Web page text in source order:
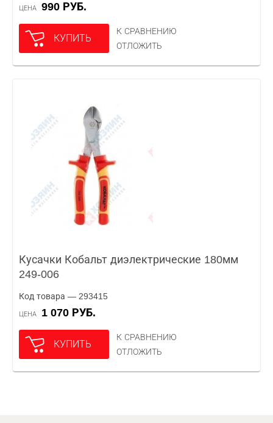
ЦЕНА 990 РУБ.
КУПИТЬ
К СРАВНЕНИЮ
ОТЛОЖИТЬ
Кусачки Кобальт диэлектрические 180мм
249-006
Код товара — 293415
ЦЕНА 1 070 РУБ.
КУПИТЬ
К СРАВНЕНИЮ
ОТЛОЖИТЬ